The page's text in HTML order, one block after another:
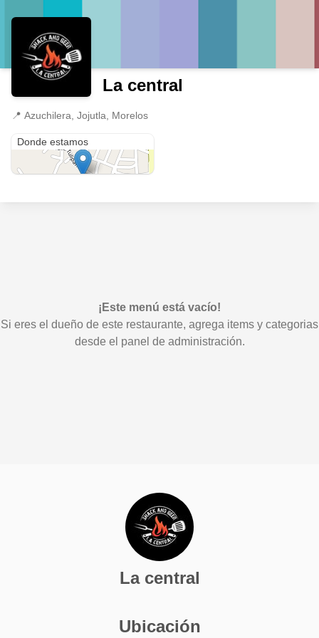
La central
📍 Azuchilera, Jojutla, Morelos
Donde estamos
¡Este menú está vacío!
Si eres el dueño de este restaurante, agrega items y categorias
desde el panel de administración.
La central
Ubicación